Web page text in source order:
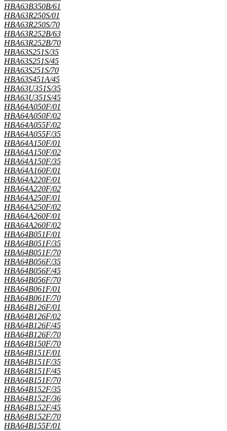
HBA63B350B/61
HBA63R250S/01
HBA63R250S/70
HBA63R252B/63
HBA63R252B/70
HBA63S251S/35
HBA63S251S/45
HBA63S251S/70
HBA63S451A/45
HBA63U351S/35
HBA63U351S/45
HBA64A050F/01
HBA64A050F/02
HBA64A055F/02
HBA64A055F/35
HBA64A150F/01
HBA64A150F/02
HBA64A150F/35
HBA64A160F/01
HBA64A220F/01
HBA64A220F/02
HBA64A250F/01
HBA64A250F/02
HBA64A260F/01
HBA64A260F/02
HBA64B051F/01
HBA64B051F/35
HBA64B051F/70
HBA64B056F/35
HBA64B056F/45
HBA64B056F/70
HBA64B061F/01
HBA64B061F/70
HBA64B126F/01
HBA64B126F/02
HBA64B126F/45
HBA64B126F/70
HBA64B150F/70
HBA64B151F/01
HBA64B151F/35
HBA64B151F/45
HBA64B151F/70
HBA64B152F/35
HBA64B152F/36
HBA64B152F/45
HBA64B152F/70
HBA64B155F/01